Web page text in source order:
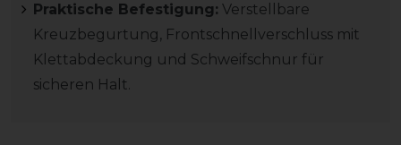
Praktische Befestigung: Verstellbare
Kreuzbegurtung, Frontschnellverschluss mit
Klettabdeckung und Schweifschnur für
sicheren Halt.